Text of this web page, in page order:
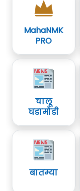
MahaNMK
PRO
चालू
घडामोडी
बातम्या